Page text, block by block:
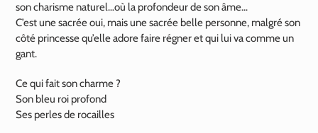
panier
son charisme naturel…où la profondeur de son âme…
C’est une sacrée oui, mais une sacrée belle personne, malgré son
côté princesse qu’elle adore faire régner et qui lui va comme un
gant.
Ce qui fait son charme ?
Son bleu roi profond
Ses perles de rocailles